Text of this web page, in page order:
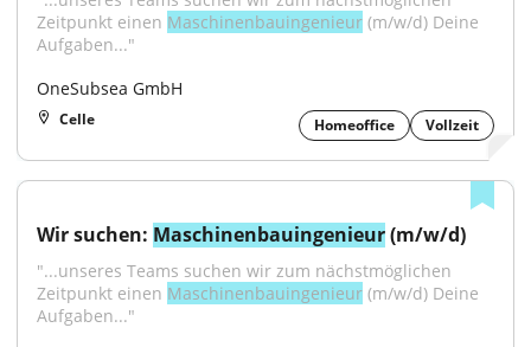
Zeitpunkt einen Maschinenbauingenieur (m/w/d) Deine
Aufgaben..."
OneSubsea GmbH
Celle Homeoffice Vollzeit
Wir suchen: Maschinenbauingenieur (m/w/d)
"...unseres Teams suchen wir zum nächstmöglichen
Zeitpunkt einen Maschinenbauingenieur (m/w/d) Deine
Aufgaben..."